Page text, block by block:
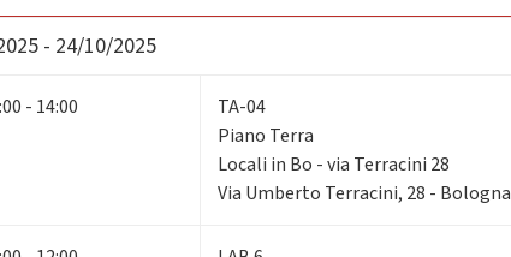
- 24/10/2025
- 14:00
TA-04
Piano Terra
Locali in Bo - via Terracini 28
Via Umberto Terracini, 28 - Bologna